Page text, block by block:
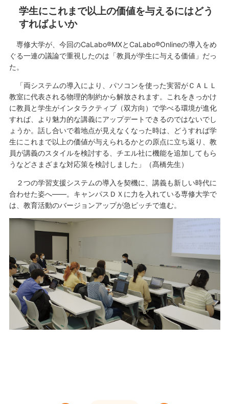
学生にこれまで以上の価値を与えるにはどう
すればよいか
専修大学が、今回のCaLabo®MXとCaLabo®Onlineの導入をめ
ぐる一連の議論で重視したのは「教員が学生に与える価値」だっ
た。
「両システムの導入により、パソコンを使った実習がＣＡＬＬ
教室に代表される物理的制約から解放されます。これをきっかけ
に教員と学生がインタラクティブ（双方向）で学べる環境が進化
すれば、より魅力的な講義にアップデートできるのではないでし
ょうか。話し合いで着地点が見えなくなった時は、どうすれば学
生にこれまで以上の価値が与えられるかとの原点に立ち返り、教
員が講義のスタイルを検討する、チエル社に機能を追加してもら
うなどさまざまな対応策を検討しました」（髙橋先生）
２つの学習支援システムの導入を契機に、講義も新しい時代に
合わせた姿へ――。キャンパスＤＸに力を入れている専修大学で
は、教育活動のバージョンアップが急ピッチで進む。